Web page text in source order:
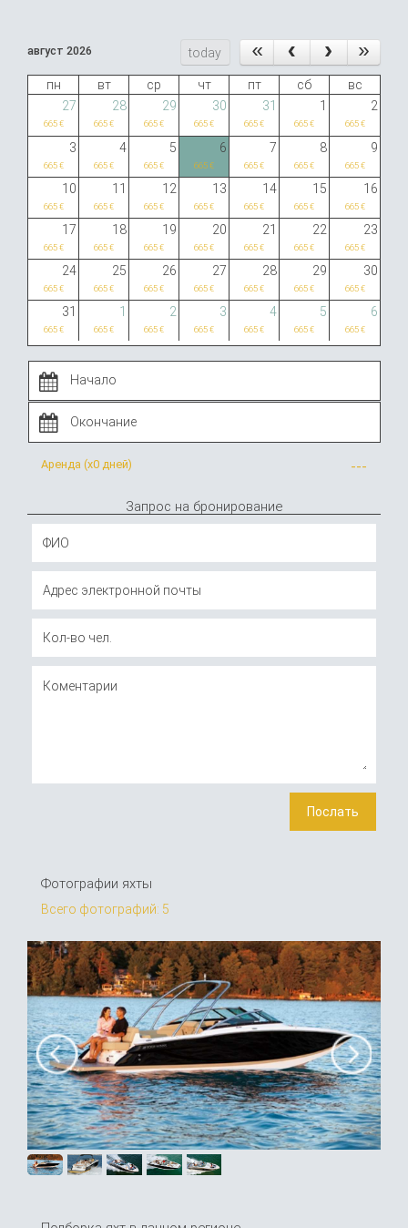
август 2026 today
пн вт ср чт пт сб
вс
27
28 29 30 31 1 2
665 € 665 € 665 € 665 € 665 € 665 € 665 €
3 4 5 6 7 8 9
665 € 665 € 665 € 665 € 665 € 665 € 665 €
10 11 12 13 14 15 16
665 € 665 € 665 € 665 € 665 € 665 € 665 €
17 18 19 20 21 22 23
665 € 665 € 665 € 665 € 665 € 665 € 665 €
24 25 26 27 28 29 30
665 € 665 € 665 € 665 € 665 € 665 € 665 €
31 1 2 3 4 5 6
665 € 665 € 665 € 665 € 665 € 665 € 665 €
Аренда (x0 дней) ---
Запрос на бронирование
Фотографии яхты
Всего фотографий: 5